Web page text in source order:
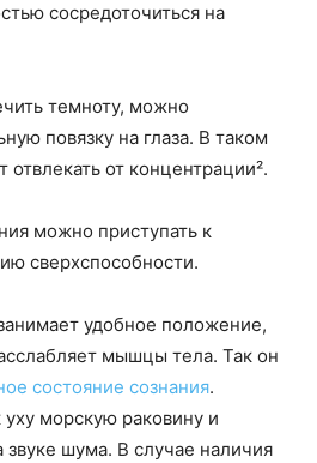
сосредоточиться на
темноту, можно
повязку на глаза. В таком
отвлекать от концентрации².
можно приступать к
сверхспособности.
удобное положение,
мышцы тела. Так он
состояние сознания.
морскую раковину и
звуке шума. В случае наличия